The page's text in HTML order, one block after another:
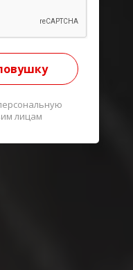
лицам